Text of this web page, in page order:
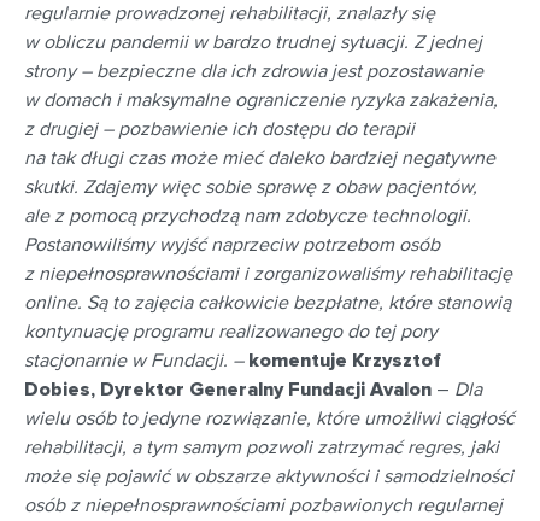
regularnie prowadzonej rehabilitacji, znalazły się
w obliczu pandemii w bardzo trudnej sytuacji. Z jednej
strony – bezpieczne dla ich zdrowia jest pozostawanie
w domach i maksymalne ograniczenie ryzyka zakażenia,
z drugiej – pozbawienie ich dostępu do terapii
na tak długi czas może mieć daleko bardziej negatywne
skutki. Zdajemy więc sobie sprawę z obaw pacjentów,
ale z pomocą przychodzą nam zdobycze technologii.
Postanowiliśmy wyjść naprzeciw potrzebom osób
z niepełnosprawnościami i zorganizowaliśmy rehabilitację
online. Są to zajęcia całkowicie bezpłatne, które stanowią
kontynuację programu realizowanego do tej pory
stacjonarnie w Fundacji. – komentuje Krzysztof
Dobies, Dyrektor Generalny Fundacji Avalon – Dla
wielu osób to jedyne rozwiązanie, które umożliwi ciągłość
rehabilitacji, a tym samym pozwoli zatrzymać regres, jaki
może się pojawić w obszarze aktywności i samodzielności
osób z niepełnosprawnościami pozbawionych regularnej